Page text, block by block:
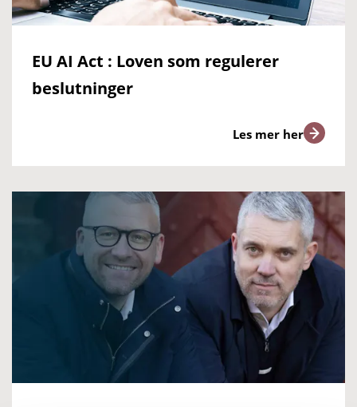
EU AI Act : Loven som regulerer
beslutninger
Les mer her